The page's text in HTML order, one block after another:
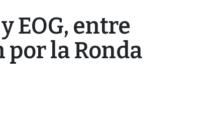
EOG, entre
por la Ronda